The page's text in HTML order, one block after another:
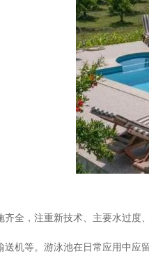
齐全，注重新技术、主要水过
机等。游泳池在日常应用中应